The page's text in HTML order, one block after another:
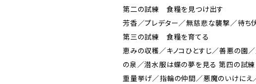
第二の試練 食糧を見つけ出す
芳香／プレデター／無慈悲な襲撃／待ち
第三の試練 食糧を育てる
恵みの収穫／キノコひとすじ／善悪の園
の泉／潜水服は蝶の夢を見る 第四の試
重量挙げ／指輪の仲間／悪魔のいけにえ